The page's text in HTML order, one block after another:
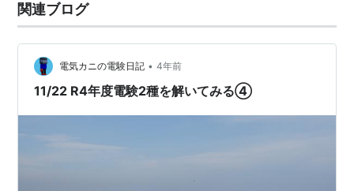
関連ブログ
電気カニの電験日記 • 4年前
11/22 R4年度電験2種を解いてみる④